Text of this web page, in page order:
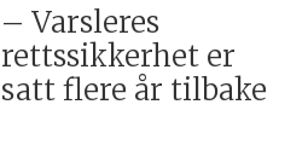
– Varsleres
rettssikkerhet er
satt flere år tilbake